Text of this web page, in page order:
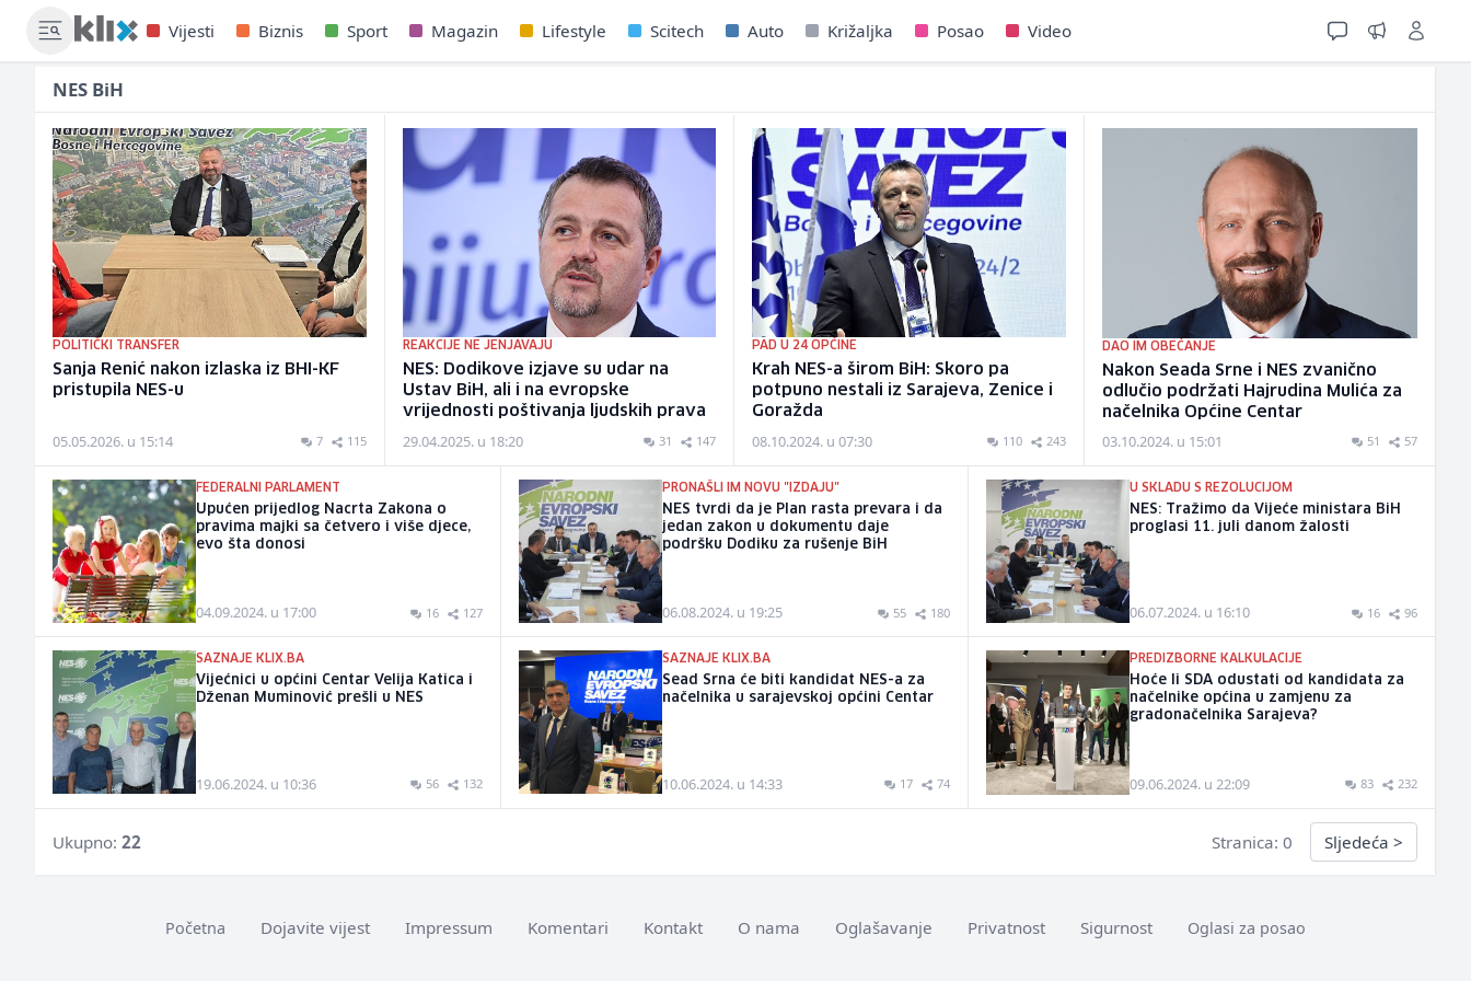
Vijesti Biznis Sport Magazin Lifestyle Scitech Auto Križaljka Posao Video
NES BiH
POLITIČKI TRANSFER
Sanja Renić nakon izlaska iz BHI-KF
pristupila NES-u
05.05.2026. u 15:14 7 115
REAKCIJE NE JENJAVAJU
NES: Dodikove izjave su udar na
Ustav BiH, ali i na evropske
vrijednosti poštivanja ljudskih prava
29.04.2025. u 18:20 31 147
PAD U 24 OPĆINE
Krah NES-a širom BiH: Skoro pa
potpuno nestali iz Sarajeva, Zenice i
Goražda
08.10.2024. u 07:30 110 243
DAO IM OBEĆANJE
Nakon Seada Srne i NES zvanično
odlučio podržati Hajrudina Mulića za
načelnika Općine Centar
03.10.2024. u 15:01 51 57
FEDERALNI PARLAMENT
Upućen prijedlog Nacrta Zakona o
pravima majki sa četvero i više djece,
evo šta donosi
04.09.2024. u 17:00 16 127
PRONAŠLI IM NOVU "IZDAJU"
NES tvrdi da je Plan rasta prevara i da
jedan zakon u dokumentu daje
podršku Dodiku za rušenje BiH
06.08.2024. u 19:25 55 180
U SKLADU S REZOLUCIJOM
NES: Tražimo da Vijeće ministara BiH
proglasi 11. juli danom žalosti
06.07.2024. u 16:10 16 96
SAZNAJE KLIX.BA
Vijećnici u općini Centar Velija Katica i
Dženan Muminović prešli u NES
19.06.2024. u 10:36 56 132
SAZNAJE KLIX.BA
Sead Srna će biti kandidat NES-a za
načelnika u sarajevskoj općini Centar
10.06.2024. u 14:33 17 74
PREDIZBORNE KALKULACIJE
Hoće li SDA odustati od kandidata za
načelnike općina u zamjenu za
gradonačelnika Sarajeva?
09.06.2024. u 22:09 83 232
Ukupno: 22 Stranica: 0 Sljedeća >
Početna Dojavite vijest Impressum Komentari Kontakt O nama Oglašavanje Privatnost Sigurnost Oglasi za posao